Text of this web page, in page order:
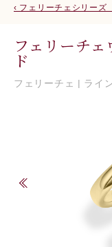
‹ フェリーチェシリー
フェリーチ
ド
フェリーチェ | ライ